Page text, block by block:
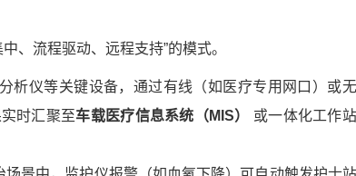
、流程驱动、远程支持”的模式。
析仪等关键设备，通过有线（如医疗专用网口）或
时汇聚至车载医疗信息系统（MIS）
或一体化工作站